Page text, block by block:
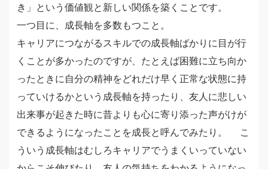
き」という価値観と新しい関係を築くことです。
一つ目に、成長軸を多数もつこと。
キャリアにつながるスキルでの成長軸ばかりに目が行
くことが多かったのですが、たとえば困難に立ち向か
ったときに自分の精神をどれだけ早く正常な状態に持
っていけるかという成長軸を持ったり、友人に悲しい
出来事が起きた時に昔よりも心に寄り添った声がけが
できるようになったことを成長と呼んでみたり。 こ
ういう成長軸はむしろキャリアでうまくいっていない